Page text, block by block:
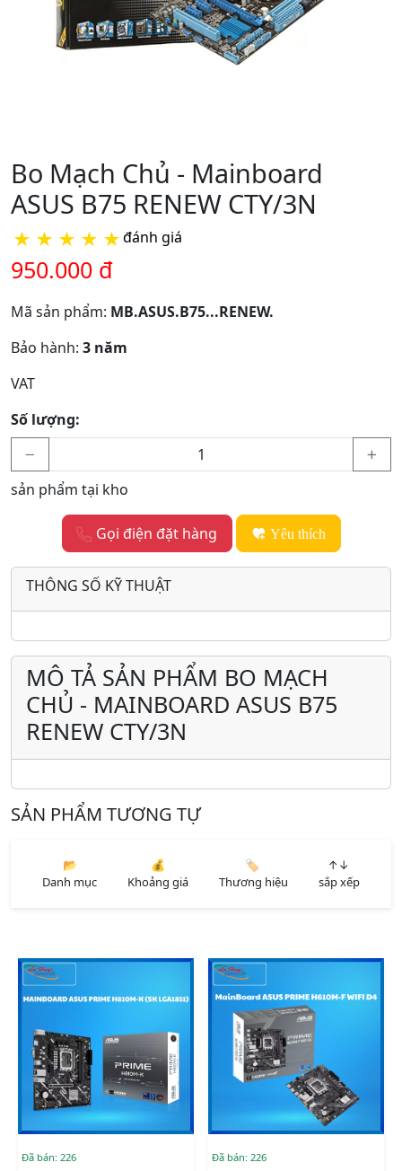
Bo Mạch Chủ - Mainboard
ASUS B75 RENEW CTY/3N
★ ★ ★ ★ ★đánh giá
950.000 đ
Mã sản phẩm: MB.ASUS.B75...RENEW.
Bảo hành: 3 năm
VAT
Số lượng:
sản phẩm tại kho
Gọi điện đặt hàng Yêu thích
THÔNG SỐ KỸ THUẬT
MÔ TẢ SẢN PHẨM BO MẠCH
CHỦ - MAINBOARD ASUS B75
RENEW CTY/3N
SẢN PHẨM TƯƠNG TỰ
📂
Danh mục
💰
Khoảng giá
🏷️
Thương hiệu
↑↓
sắp xếp
Đã bán: 226 Đã bán: 226